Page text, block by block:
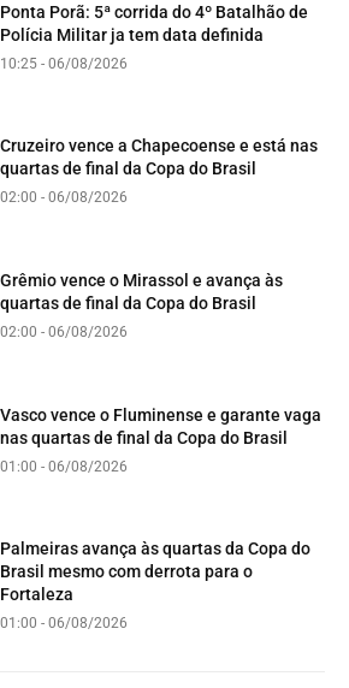
Ponta Porã: 5ª corrida do 4º Batalhão de
Polícia Militar ja tem data definida
10:25 - 06/08/2026
Cruzeiro vence a Chapecoense e está nas
quartas de final da Copa do Brasil
02:00 - 06/08/2026
Grêmio vence o Mirassol e avança às
quartas de final da Copa do Brasil
02:00 - 06/08/2026
Vasco vence o Fluminense e garante vaga
nas quartas de final da Copa do Brasil
01:00 - 06/08/2026
Palmeiras avança às quartas da Copa do
Brasil mesmo com derrota para o
Fortaleza
01:00 - 06/08/2026